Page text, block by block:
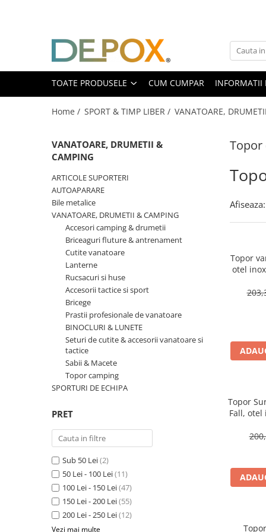
Toate Produsele
SPORT & TIMP LIBER
AUTOAPARARE
Pumnaluri si boxuri
Bastoane telescopice si nunceaguri
Spray autoaparare
Seturi & accesorii autoaparare
VANATOARE, DRUMETII & CAMPING
Cutite vanatoare
Briceaguri fluture & antrenament
Sabii & Macete
Accesorii tactice si sport
Accesori camping & drumetii
Topor camping
Seturi de cutite & accesorii
vanatoare si tactice
BINOCLURI & LUNETE
Prastii profesionale de vanatoare
Rucsacuri si huse
ARTICOLE SUPORTERI
SPORTURI DE ECHIPA
UNIVERSUL COPIILOR
Costume si seturi pentru copii
Accesorii costume copii
TOATE PRODUSELE CUM CUMPAR INFORMATII
Home / SPORT & TIMP LIBER / VANATOARE,
Topor
VANATOARE, DRUMETII &
CAMPING
ARTICOLE SUPORTERI
AUTOAPARARE
Bile metalice
VANATOARE, DRUMETII & CAMPING
Accesori camping & drumetii
Briceaguri fluture & antrenament
Cutite vanatoare
Lanterne
Rucsacuri si huse
Accesorii tactice si sport
Bricege
Prastii profesionale de vanatoare
BINOCLURI & LUNETE
Seturi de cutite & accesorii vanatoare si
tactice
Sabii & Macete
Topor camping
SPORTURI DE ECHIPA
PRET
Sub 50 Lei(2)
50 Lei - 100 Lei(11)
100 Lei - 150 Lei(47)
150 Lei - 200 Lei(55)
200 Lei - 250 Lei(12)
Vezi mai multe
Afiseaza:
Topor
otel
Topor
Fall,